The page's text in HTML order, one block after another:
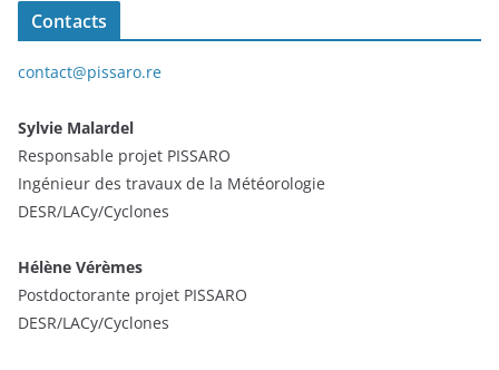
Contacts
contact@pissaro.re
Sylvie Malardel
Responsable projet PISSARO
Ingénieur des travaux de la Météorologie
DESR/LACy/Cyclones
Hélène Vérèmes
Postdoctorante projet PISSARO
DESR/LACy/Cyclones